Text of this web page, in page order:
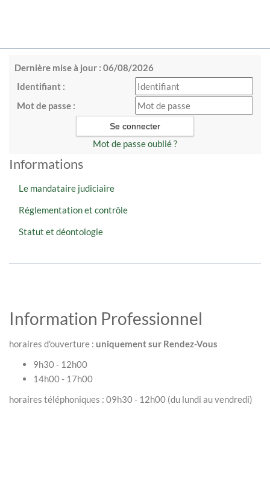
Dernière mise à jour : 06/08/2026
Identifiant :
Mot de passe :
Mot de passe oublié ?
Informations
Le mandataire judiciaire
Réglementation et contrôle
Statut et déontologie
Information Professionnel
horaires d'ouverture : uniquement sur Rendez-Vous
9h30 - 12h00
14h00 - 17h00
horaires téléphoniques : 09h30 - 12h00 (du lundi au vendredi)